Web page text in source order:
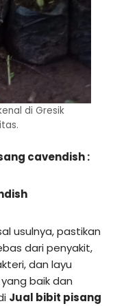
di Gresik
cavendish :
usulnya, pastikan
dari penyakit,
dan layu
baik dan
Jual bibit pisang